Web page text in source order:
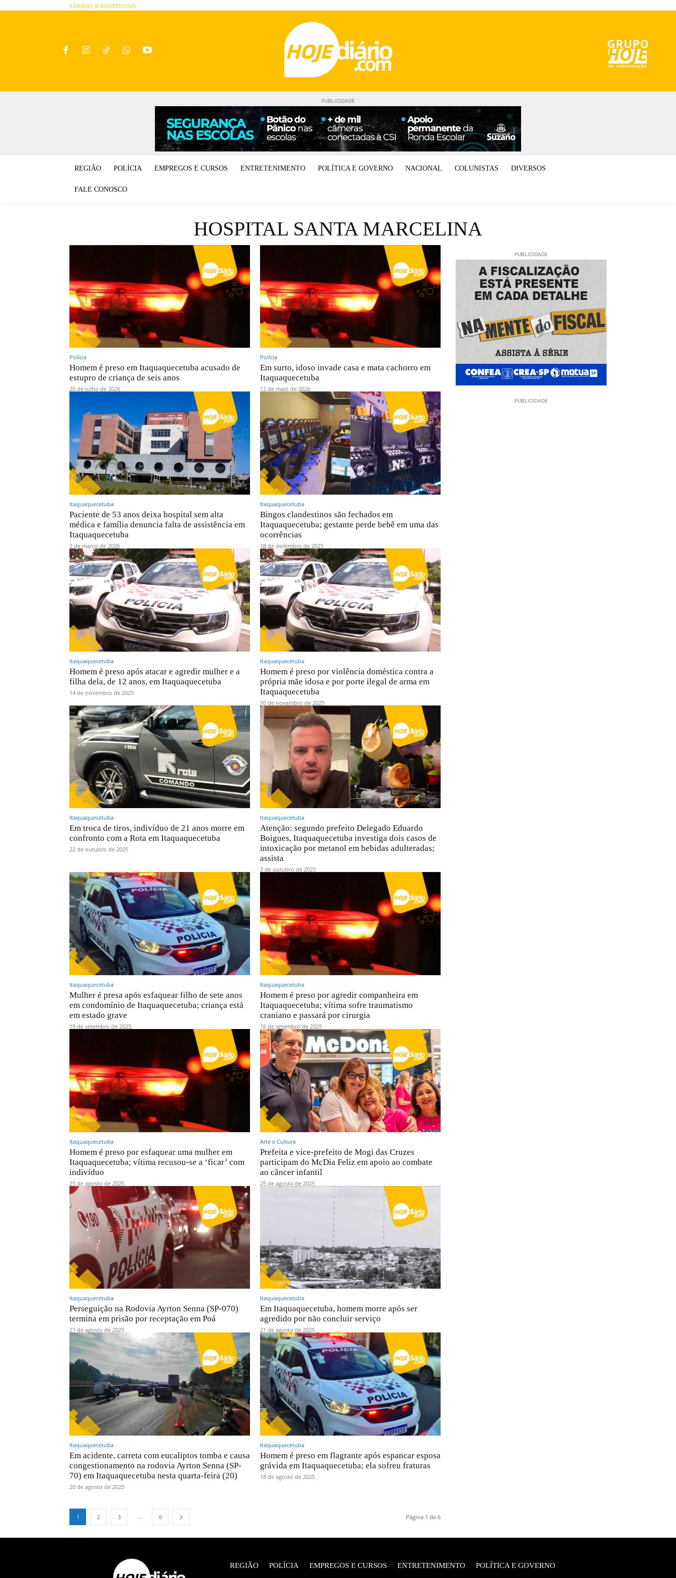
SÁBADO, 8/AGOSTO/2026
PUBLICIDADE
REGIÃO POLÍCIA EMPREGOS E CURSOS ENTRETENIMENTO POLÍTICA E GOVERNO NACIONAL COLUNISTAS DIVERSOS
FALE CONOSCO
HOSPITAL SANTA MARCELINA
Polícia
Homem é preso em Itaquaquecetuba acusado de
estupro de criança de seis anos
20 de julho de 2026
Polícia
Em surto, idoso invade casa e mata cachorro em
Itaquaquecetuba
12 de maio de 2026
Itaquaquecetuba
Paciente de 53 anos deixa hospital sem alta
médica e família denuncia falta de assistência em
Itaquaquecetuba
2 de março de 2026
Itaquaquecetuba
Bingos clandestinos são fechados em
Itaquaquecetuba; gestante perde bebê em uma das
ocorrências
18 de dezembro de 2025
Itaquaquecetuba
Homem é preso após atacar e agredir mulher e a
filha dela, de 12 anos, em Itaquaquecetuba
14 de novembro de 2025
Itaquaquecetuba
Homem é preso por violência doméstica contra a
própria mãe idosa e por porte ilegal de arma em
Itaquaquecetuba
10 de novembro de 2025
Itaquaquecetuba
Em troca de tiros, indivíduo de 21 anos morre em
confronto com a Rota em Itaquaquecetuba
22 de outubro de 2025
Itaquaquecetuba
Atenção: segundo prefeito Delegado Eduardo
Boigues, Itaquaquecetuba investiga dois casos de
intoxicação por metanol em bebidas adulteradas;
assista
3 de outubro de 2025
Itaquaquecetuba
Mulher é presa após esfaquear filho de sete anos
em condomínio de Itaquaquecetuba; criança está
em estado grave
19 de setembro de 2025
Itaquaquecetuba
Homem é preso por agredir companheira em
Itaquaquecetuba; vítima sofre traumatismo
craniano e passará por cirurgia
16 de setembro de 2025
Itaquaquecetuba
Homem é preso por esfaquear uma mulher em
Itaquaquecetuba; vítima recusou-se a ‘ficar’ com
indivíduo
25 de agosto de 2025
Arte e Cultura
Prefeita e vice-prefeito de Mogi das Cruzes
participam do McDia Feliz em apoio ao combate
ao câncer infantil
25 de agosto de 2025
Itaquaquecetuba
Perseguição na Rodovia Ayrton Senna (SP-070)
termina em prisão por receptação em Poá
21 de agosto de 2025
Itaquaquecetuba
Em Itaquaquecetuba, homem morre após ser
agredido por não concluir serviço
21 de agosto de 2025
Itaquaquecetuba
Em acidente, carreta com eucaliptos tomba e causa
congestionamento na rodovia Ayrton Senna (SP-
70) em Itaquaquecetuba nesta quarta-feira (20)
20 de agosto de 2025
Itaquaquecetuba
Homem é preso em flagrante após espancar esposa
grávida em Itaquaquecetuba; ela sofreu fraturas
18 de agosto de 2025
1 2 3 ... 6 Página 1 de 6
PUBLICIDADE
PUBLICIDADE
REGIÃO POLÍCIA EMPREGOS E CURSOS ENTRETENIMENTO
POLÍTICA E GOVERNO